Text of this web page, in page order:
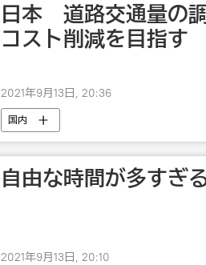
日本 道路交通量の
コスト削減を目指す
2021年9月13日, 20:36
国内
自由な時間が多すぎ
2021年9月13日, 20:10